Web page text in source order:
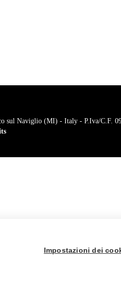
sul Naviglio (MI) - Italy - P.Iva/C.F.
Impostazioni dei